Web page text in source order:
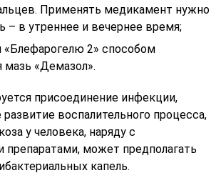
Применять медикамент нужно
в утреннее и вечернее время;
«Блефарогелю 2» способом
мазь «Демазол».
присоединение инфекции,
воспалительного процесса,
у человека, наряду с
препаратами, может предполагать
капель.